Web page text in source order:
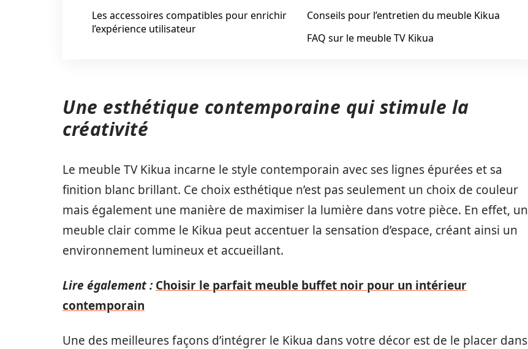
Les accessoires compatibles pour enrichir
l’expérience utilisateur
Conseils pour l’entretien du meuble Kikua
FAQ sur le meuble TV Kikua
Une esthétique contemporaine qui stimule la
créativité
Le meuble TV Kikua incarne le style contemporain avec ses lignes épurées et sa
finition blanc brillant. Ce choix esthétique n’est pas seulement un choix de couleur
mais également une manière de maximiser la lumière dans votre pièce. En effet, un
meuble clair comme le Kikua peut accentuer la sensation d’espace, créant ainsi un
environnement lumineux et accueillant.
Lire également : Choisir le parfait meuble buffet noir pour un intérieur
contemporain
Une des meilleures façons d’intégrer le Kikua dans votre décor est de le placer dans